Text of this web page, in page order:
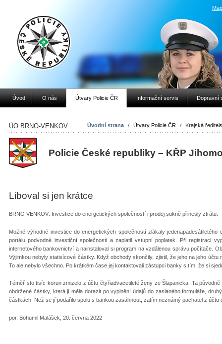
Úvod O nás Útvary Policie ČR Informační servis Dopravní
Úvodní strana / Útvary Policie ČR / Krajská
ÚO BRNO-VENKOV
Policie České republiky – KŘP
Liboval si jen krátce
BRNO VENKOV: Investice do energetických společností i prodej sukně přinesly ztrátu.
Možné výhodné investice do energetických společností zlákaly
portálu podvodné investiční společnosti a zaplatil vstupní poplatek. Při registraci
internetového bankovnictví a nainstaloval si program na vzdálenou správu počítače.
Výjimkou nebyly statisícové částky. Když obchody skončily, zjistil, že jeho na jeho
To ale nebylo všechno. Po krátkém čase jej kontaktovali zástupci banky s tím, že si
Téměř sto tisíc korun zmizelo z účtu čtyřiadvacetileté ženy ze Šlapanicka. Ta
obdržené částky, která jí měla dorazit po vyplnění údajů do zaslaného formuláře,
částkách. Než se jí podařilo spolu s bankou zasáhnout, zatím neznámý pachatel z
por. Bohumil Malášek, 20. června 2022